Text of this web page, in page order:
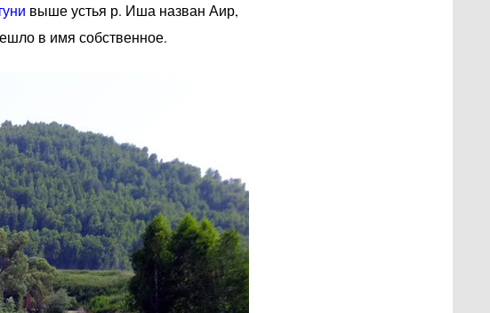
выше устья р. Иша назван Аир,
в имя собственное.